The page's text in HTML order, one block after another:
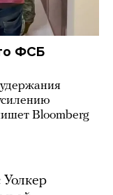
ФСБ
Bloomberg